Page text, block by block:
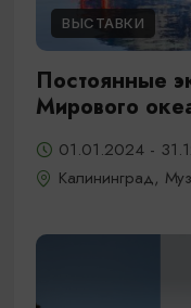
ВЫСТАВКИ
Постоянные
Мирового
01.01.2024 -
Калининград,